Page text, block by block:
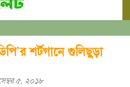
শর্টগানে গুলিছুড়া
৫, ২০১৮